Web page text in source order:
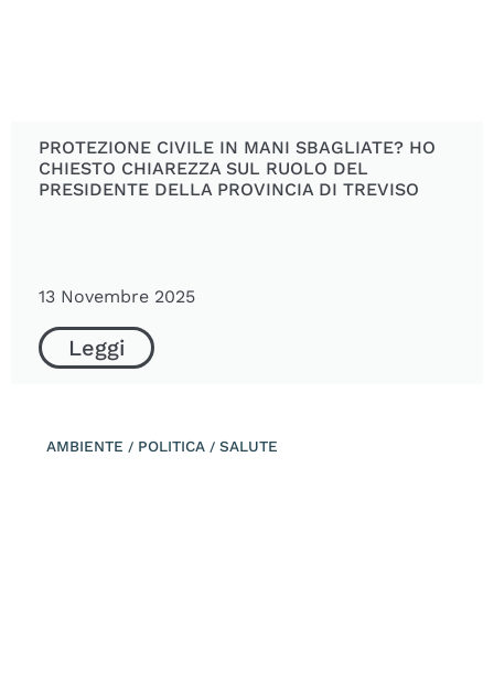
PROTEZIONE CIVILE IN MANI SBAGLIATE? HO
CHIESTO CHIAREZZA SUL RUOLO DEL
PRESIDENTE DELLA PROVINCIA DI TREVISO
13 Novembre 2025
Leggi
AMBIENTE / POLITICA / SALUTE